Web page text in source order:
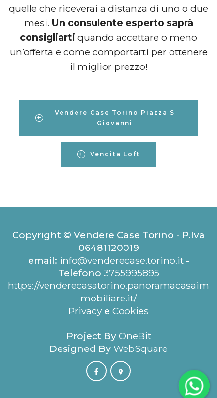
quelle che riceverai a distanza di uno o due
mesi. Un consulente esperto saprà
consigliarti quando accettare o meno
un’offerta e come comportarti per ottenere
il miglior prezzo!
Vendere Case Torino Piazza S
Giovanni
Vendita Loft
Copyright © Vendere Case Torino - P.Iva
06481120019
email: info@venderecase.torino.it-
Telefono 3755995895
https://venderecasatorino.panoramacasaim
mobiliare.it/
Privacy e Cookies
Project By OneBit
Designed By WebSquare